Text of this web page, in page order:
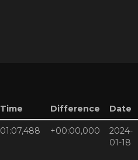
Time Difference Date
01:07,488 +00:00,000
2024-
01-18